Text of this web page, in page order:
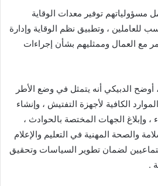
مسؤولياتهم توفير معدات الوقاية
للعاملين ، وتطبيق نظم الوقاية وإدارة
مع العمال وممثليهم بشأن إجراءات
أوضح الدبيكي أنه يتمثل في وضع الأطر
الكافية لأجهزة التفتيش ، وإنشاء
، وإبلاغ الجهات المختصة بالحوادث ،
والصحة المهنية في التعليم والإعلام
لضمان تطوير السياسات وتحقيق
.